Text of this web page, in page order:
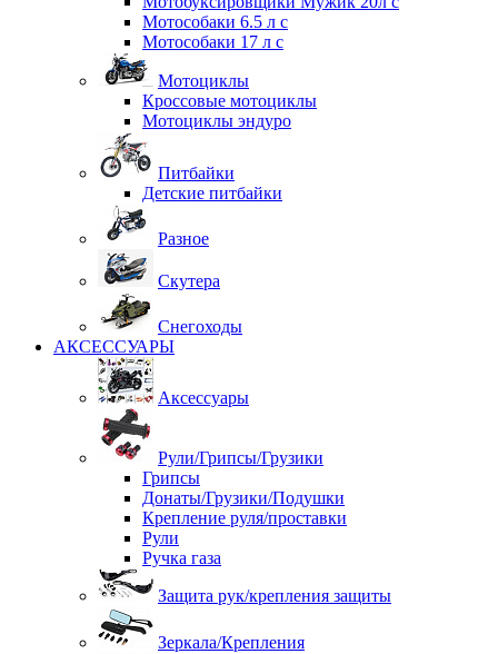
Мотособаки 6.5 л с
Мотособаки 17 л с
Мотоциклы
Кроссовые мотоциклы
Мотоциклы эндуро
Питбайки
Детские питбайки
Разное
Скутера
Снегоходы
АКСЕССУАРЫ
Аксессуары
Рули/Грипсы/Грузики
Грипсы
Донаты/Грузики/Подушки
Крепление руля/проставки
Рули
Ручка газа
Защита рук/крепления защиты
Зеркала/Крепления